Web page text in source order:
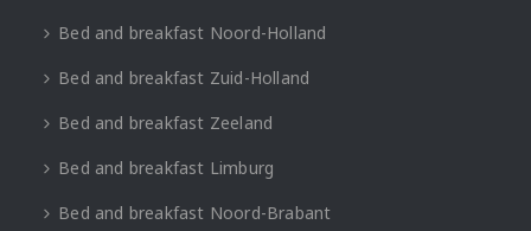
Bed and breakfast Noord-Holland
Bed and breakfast Zuid-Holland
Bed and breakfast Zeeland
Bed and breakfast Limburg
Bed and breakfast Noord-Brabant